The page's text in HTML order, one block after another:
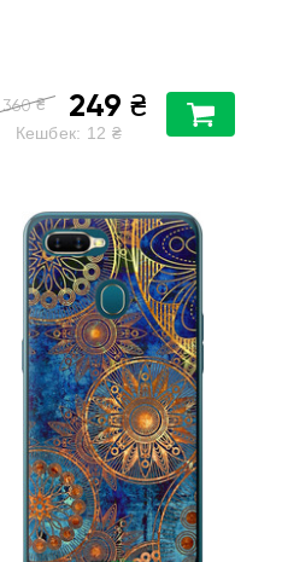
360 ₴ 249 ₴
Кешбек: 12 ₴